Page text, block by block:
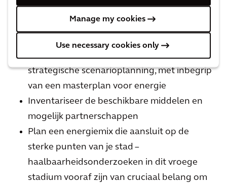
Manage my cookies
Use necessary cookies only
hiaten en doelen
Beoordeel of de stad de komende 5-10 jaar
voldoet aan zijn toekomstige
energiebehoeften door middel van
strategische scenarioplanning, met inbegrip
van een masterplan voor energie
Inventariseer de beschikbare middelen en
mogelijk partnerschappen
Plan een energiemix die aansluit op de
sterke punten van je stad –
haalbaarheidsonderzoeken in dit vroege
stadium vooraf zijn van cruciaal belang om